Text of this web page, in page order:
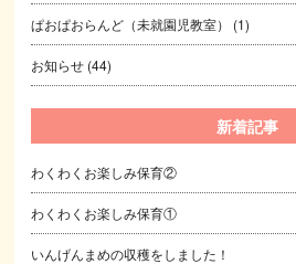
ぱおぱおらんど（未就園児教室） (1)
お知らせ (44)
新着記事
わくわくお楽しみ保育②
わくわくお楽しみ保育①
いんげんまめの収穫をしました！